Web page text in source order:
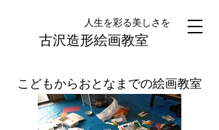
人生を彩る美しさを
古沢造形絵画教室
こどもからおとなまでの絵画教室